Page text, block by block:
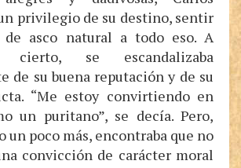
privilegio de su destino, sentir
de asco natural a todo eso. A
se escandalizaba
de su buena reputación y de su
“Me estoy convirtiendo en
un puritano”, se decía. Pero,
un poco más, encontraba que no
convicción de carácter moral